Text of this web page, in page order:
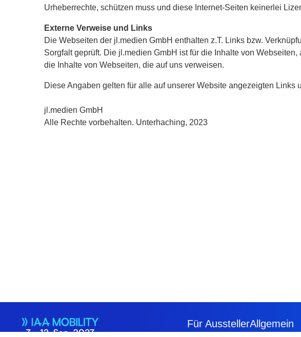
Urheberrechte, schützen muss und diese Internet-Seiten keinerlei
Externe Verweise und Links
Die Webseiten der jl.medien GmbH enthalten z.T. Links bzw.
Sorgfalt geprüft. Die jl.medien GmbH ist für die Inhalte von
die Inhalte von Webseiten, die auf uns verweisen.
Diese Angaben gelten für alle auf unserer Website angezeigten
jl.medien GmbH
Alle Rechte vorbehalten. Unterhaching, 2023